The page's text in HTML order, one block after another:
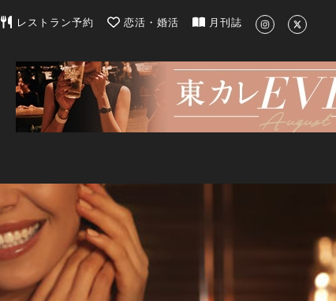
東京カレンダー | 最新のグルメ、洗練されたライフスタイル情報
レストラン予約 恋活・婚活 月刊誌